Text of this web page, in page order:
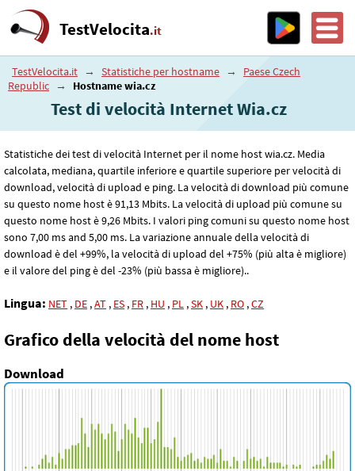
TestVelocita.it
TestVelocita.it → Statistiche per hostname →
Paese Czech
Republic → Hostname wia.cz
Test di velocità Internet Wia.cz
Statistiche dei test di velocità Internet per il nome host wia.cz. Media
calcolata, mediana, quartile inferiore e quartile superiore per velocità di
download, velocità di upload e ping. La velocità di download più comune
su questo nome host è 91,13 Mbits. La velocità di upload più comune su
questo nome host è 9,26 Mbits. I valori ping comuni su questo nome host
sono 7,00 ms and 5,00 ms. La variazione annuale della velocità di
download è del +99%, la velocità di upload del +75% (più alta è migliore)
e il valore del ping è del -23% (più bassa è migliore)..
Lingua: NET , DE ,AT , ES , FR , HU , PL ,SK , UK , RO ,CZ
Grafico della velocità del nome host
Download